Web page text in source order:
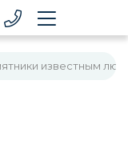
известным